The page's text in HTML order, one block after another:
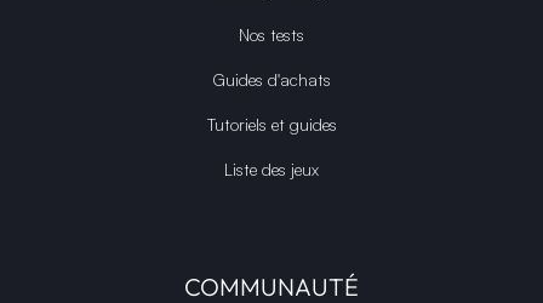
Nos tests
Guides d'achats
Tutoriels et guides
Liste des jeux
COMMUNAUTÉ